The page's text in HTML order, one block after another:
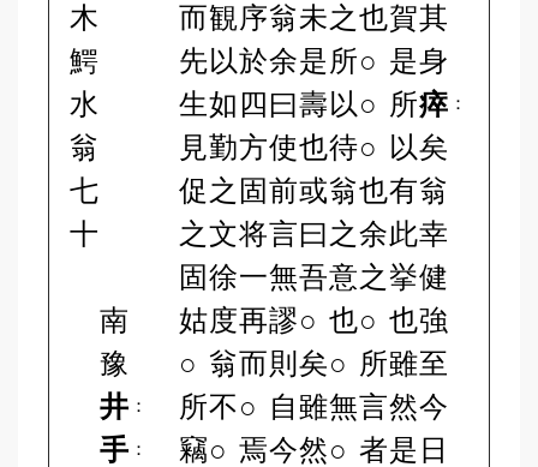
木
鰐
水
翁
七
十
南
豫
井 ：
手 ：
而
先
生
見
促
之
固
姑
○
所
竊
観
以
如
勤
之
文
徐
度
翁
不
○
序
於
四
方
固
将
一
再
而
○
焉
翁
余
曰
使
前
言
無
謬
則
自
今
未
是
壽
也
或
曰
吾
○
矣
雖
然
之
所
以
待
翁
之
意
也
○
無
○
也
○
○
○
也
余
之
○
所
言
者
賀
是
所
以
有
此
挙
也
雖
然
是
其
身
瘁 ：
矣
翁
幸
健
強
至
今
日